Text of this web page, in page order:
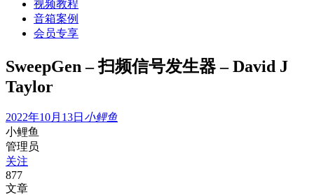
视频教程
音箱案例
会员专享
SweepGen – 扫频信号发生器 – David J
Taylor
2022年10月13日 小鲤鱼
小鲤鱼
管理员
关注
877
文章